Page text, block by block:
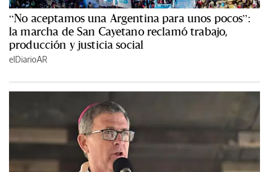
“No aceptamos una Argentina para unos pocos”:
la marcha de San Cayetano reclamó trabajo,
producción y justicia social
elDiarioAR